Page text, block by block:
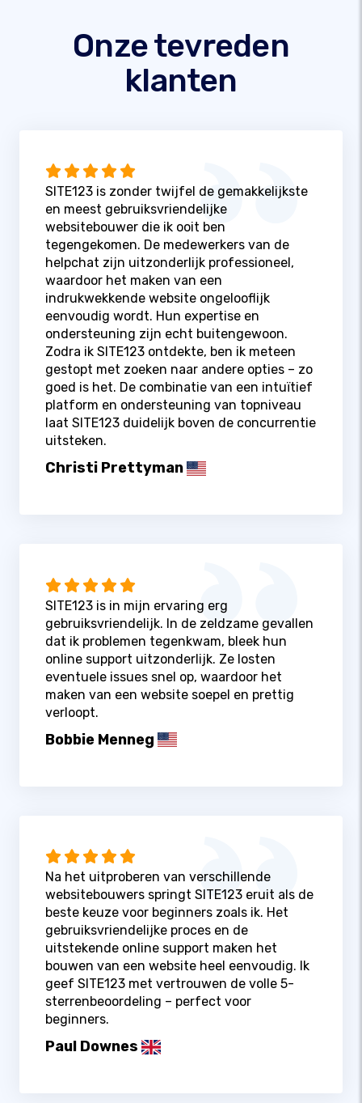
Onze tevreden
klanten
SITE123 is zonder twijfel de gemakkelijkste
en meest gebruiksvriendelijke
websitebouwer die ik ooit ben
tegengekomen. De medewerkers van de
helpchat zijn uitzonderlijk professioneel,
waardoor het maken van een
indrukwekkende website ongelooflijk
eenvoudig wordt. Hun expertise en
ondersteuning zijn echt buitengewoon.
Zodra ik SITE123 ontdekte, ben ik meteen
gestopt met zoeken naar andere opties – zo
goed is het. De combinatie van een intuïtief
platform en ondersteuning van topniveau
laat SITE123 duidelijk boven de concurrentie
uitsteken.
Christi Prettyman
SITE123 is in mijn ervaring erg
gebruiksvriendelijk. In de zeldzame gevallen
dat ik problemen tegenkwam, bleek hun
online support uitzonderlijk. Ze losten
eventuele issues snel op, waardoor het
maken van een website soepel en prettig
verloopt.
Bobbie Menneg
Na het uitproberen van verschillende
websitebouwers springt SITE123 eruit als de
beste keuze voor beginners zoals ik. Het
gebruiksvriendelijke proces en de
uitstekende online support maken het
bouwen van een website heel eenvoudig. Ik
geef SITE123 met vertrouwen de volle 5-
sterrenbeoordeling – perfect voor
beginners.
Paul Downes